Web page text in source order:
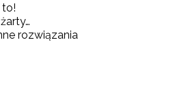
to!
rozwiązania